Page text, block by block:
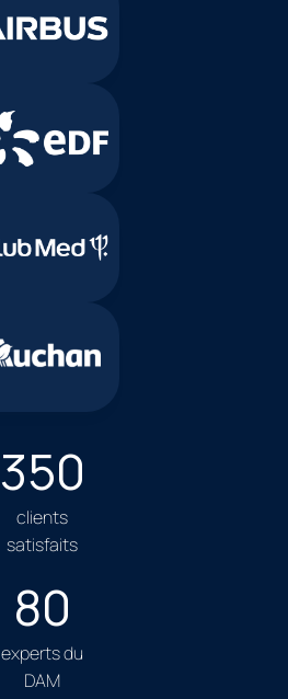
350
clients
satisfaits
80
experts du
DAM